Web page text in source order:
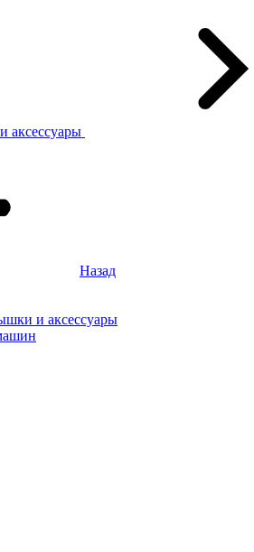
аксессуары
Назад
и аксессуары